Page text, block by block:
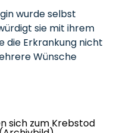
wurde selbst
sie mit ihrem
die Erkrankung nicht
Wünsche